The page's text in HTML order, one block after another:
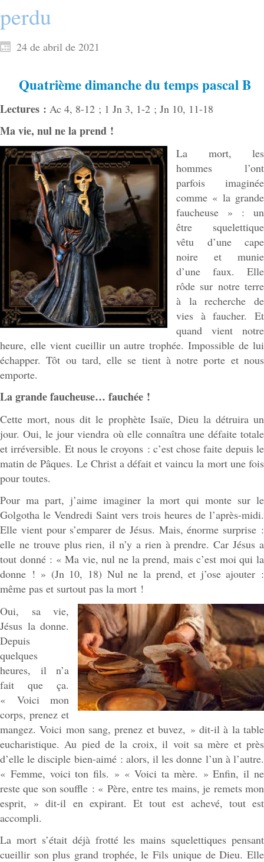
perdu
24 de abril de 2021
Quatrième dimanche du temps pascal B
Lectures : Ac 4, 8-12 ; 1 Jn 3, 1-2 ; Jn 10, 11-18
Ma vie, nul ne la prend !
La mort, les
hommes l’ont
parfois imaginée
comme « la grande
faucheuse » : un
être squelettique
vêtu d’une cape
noire et munie
d’une faux. Elle
rôde sur notre terre
à la recherche de
vies à faucher. Et
quand vient notre
heure, elle vient cueillir un autre trophée. Impossible de lui
échapper. Tôt ou tard, elle se tient à notre porte et nous
emporte.
La grande faucheuse… fauchée !
Cette mort, nous dit le prophète Isaïe, Dieu la détruira un
jour. Oui, le jour viendra où elle connaîtra une défaite totale
et irréversible. Et nous le croyons : c’est chose faite depuis le
matin de Pâques. Le Christ a défait et vaincu la mort une fois
pour toutes.
Pour ma part, j’aime imaginer la mort qui monte sur le
Golgotha le Vendredi Saint vers trois heures de l’après-midi.
Elle vient pour s’emparer de Jésus. Mais, énorme surprise :
elle ne trouve plus rien, il n’y a rien à prendre. Car Jésus a
tout donné : « Ma vie, nul ne la prend, mais c’est moi qui la
donne ! » (Jn 10, 18) Nul ne la prend, et j’ose ajouter :
même pas et surtout pas la mort !
Oui, sa vie,
Jésus la donne.
Depuis
quelques
heures, il n’a
fait que ça.
« Voici mon
corps, prenez et
mangez. Voici mon sang, prenez et buvez, » dit-il à la table
eucharistique. Au pied de la croix, il voit sa mère et près
d’elle le disciple bien-aimé : alors, il les donne l’un à l’autre.
« Femme, voici ton fils. » « Voici ta mère. » Enfin, il ne
reste que son souffle : « Père, entre tes mains, je remets mon
esprit, » dit-il en expirant. Et tout est achevé, tout est
accompli.
La mort s’était déjà frotté les mains squelettiques pensant
cueillir son plus grand trophée, le Fils unique de Dieu. Elle